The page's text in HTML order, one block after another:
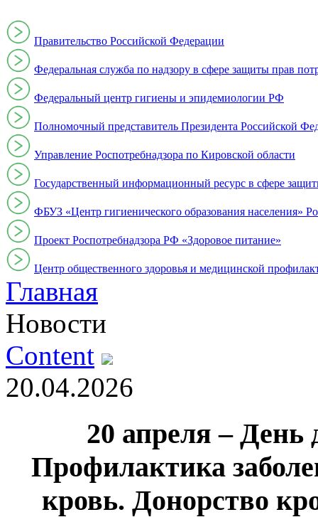
Правительство Российской Федерации
Федеральная служба по надзору в сфере защиты прав
Федеральный центр гигиены и эпидемиологии РФ
Полномочный представитель Президента Российской
Управление Роспотребнадзора по Кировской области
Государственный информационный ресурс в сфере
ФБУЗ «Центр гигиенического образования населения»
Проект Роспотребнадзора РФ «Здоровое питание»
Центр общественного здоровья и медицинской
Главная
Новости
Content
20.04.2026
20 апреля – День
Профилактика
кровь. Донорство